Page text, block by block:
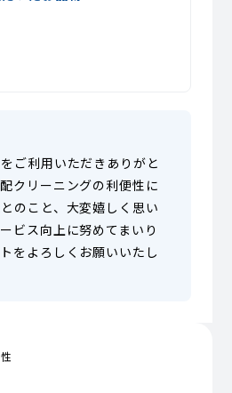
ご利用いただきありがと
クリーニングの利便性に
のこと、大変嬉しく思い
ビス向上に努めてまいり
をよろしくお願いいたし